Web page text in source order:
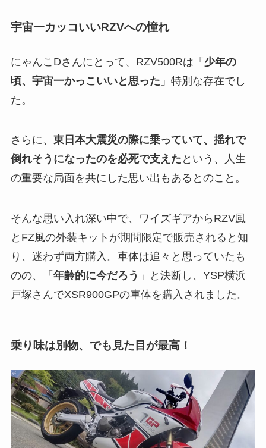
宇宙一カッコいいRZVへの憧れ
にゃんこDさんにとって、RZV500Rは「 少年の
頃、宇宙一かっこいいと思った 」特別な存在でし
た。
さらに、 東日本大震災の際に乗っていて、揺れで
倒れそうになったのを必死で支えた という、人生
の重要な局面を共にした思い出もあるとのこと。
そんな思い入れ深い中で、ワイズギアからRZV風
とFZ風の外装キットが期間限定で販売されると知
り、迷わず両方購入。車体は追々と思っていたも
のの、「 年齢的に今だろう 」と決断し、YSP横浜
戸塚さんでXSR900GPの車体を購入されました。
乗り味は別物、でも見た目が最高！